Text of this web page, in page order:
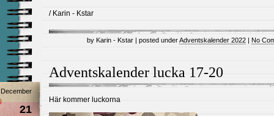
/ Karin - Kstar
by Karin - Kstar | posted underAdventskalender 2022 | No
Adventskalender lucka 17-20
December
21
Här kommer luckorna